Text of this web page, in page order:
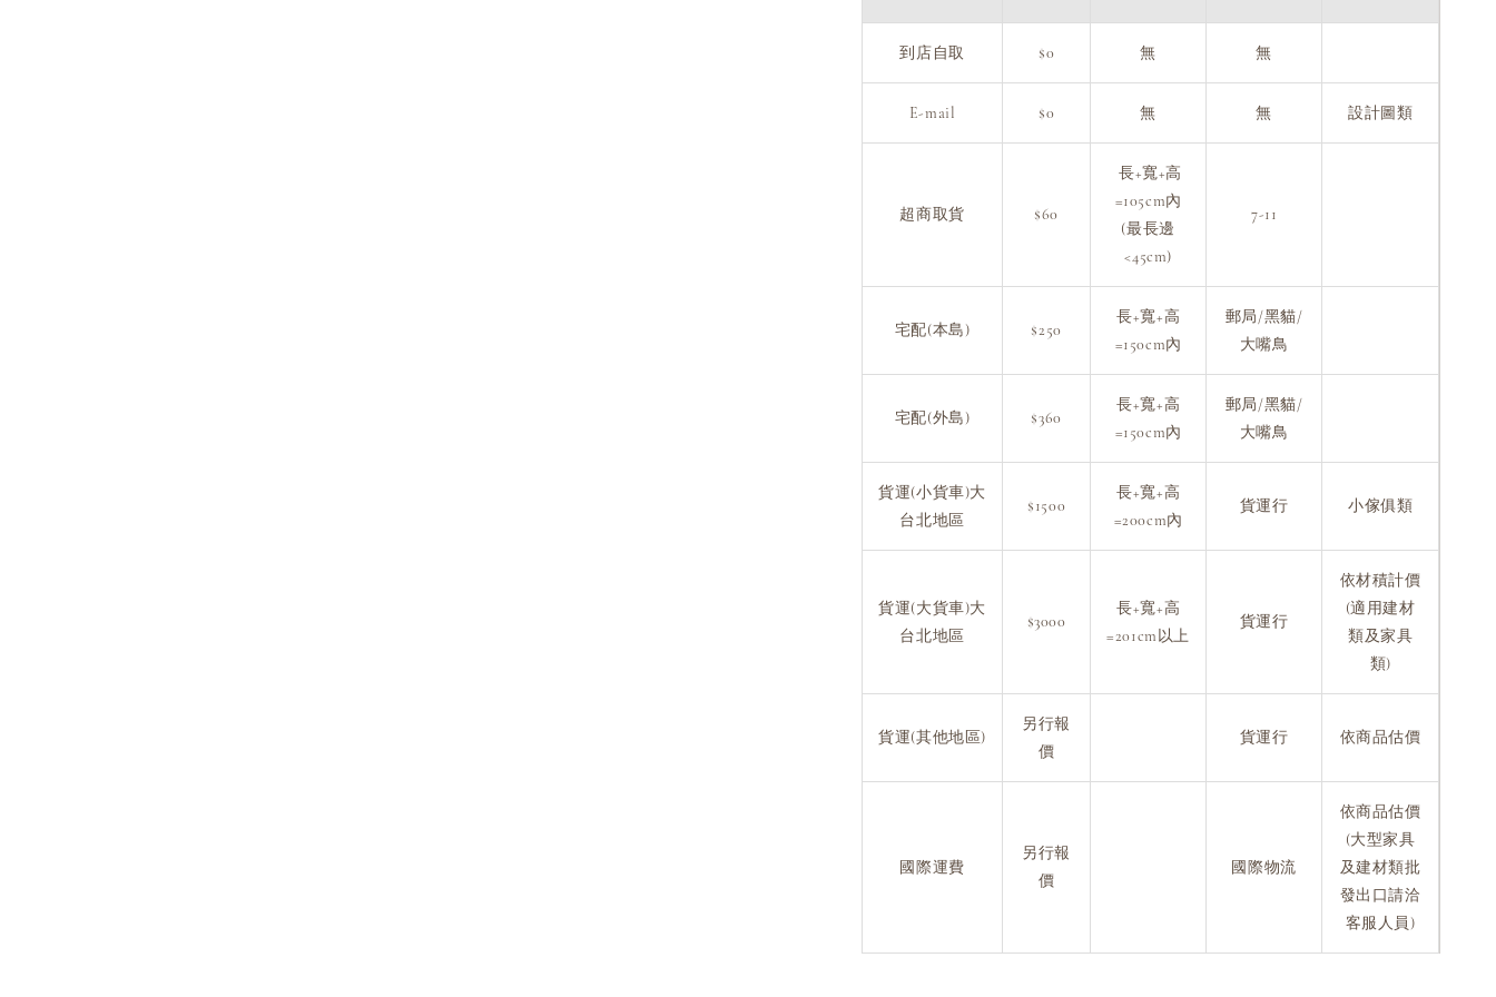
到店自取 $0 無 無
E-mail $0 無 無 設計圖類
超商取貨 $60
長+寬+高
=105cm內
(最長邊
<45cm)
7-11
宅配(本島) $250
長+寬+高
=150cm內
郵局/黑貓/
大嘴鳥
宅配(外島) $360
長+寬+高
=150cm內
郵局/黑貓/
大嘴鳥
貨運(小貨車)大
台北地區
$1500
長+寬+高
=200cm內
貨運行 小傢俱類
貨運(大貨車)大
台北地區
$3000
長+寬+高
=201cm以上
貨運行
依材積計價
(適用建材
類及家具
類)
貨運(其他地區)
另行報
價
貨運行 依商品估價
國際運費
另行報
價
國際物流
依商品估價
(大型家具
及建材類批
發出口請洽
客服人員)